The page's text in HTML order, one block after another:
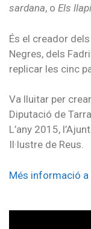
sardana, o Els
És el creador
Negres, dels
replicar les cinc
Va lluitar per
Diputació de
L’any 2015,
Il·lustre de Reus.
Més informació a